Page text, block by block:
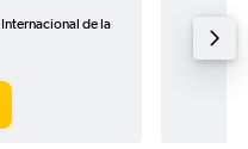
Internacional de la